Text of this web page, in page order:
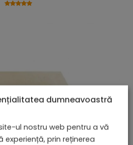
dumneavoastră
ul nostru web pentru a vă
prin reținerea